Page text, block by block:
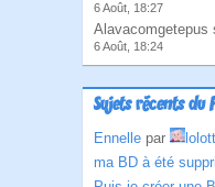
6 Août, 18:27
Alavacomgetepus
6 Août, 18:24
Sujets récents du
Ennelle par
ma BD à été